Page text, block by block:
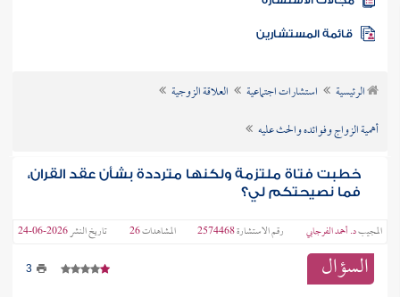
الاستشارة
الرئيسية استشارات اجتماعية
العلاقة الزوجية
أهمية الزواج وفوائده والحث عليه
خطبت فتاة ملتزمة ولكنها مترددة بشأن عقد القران،
فما نصيحتكم لي؟
المجيبد. أحمد الفرجابي رقم الاستشارة2574468 المشاهدات26 تاريخ النشر2026-06-24
السؤال 3